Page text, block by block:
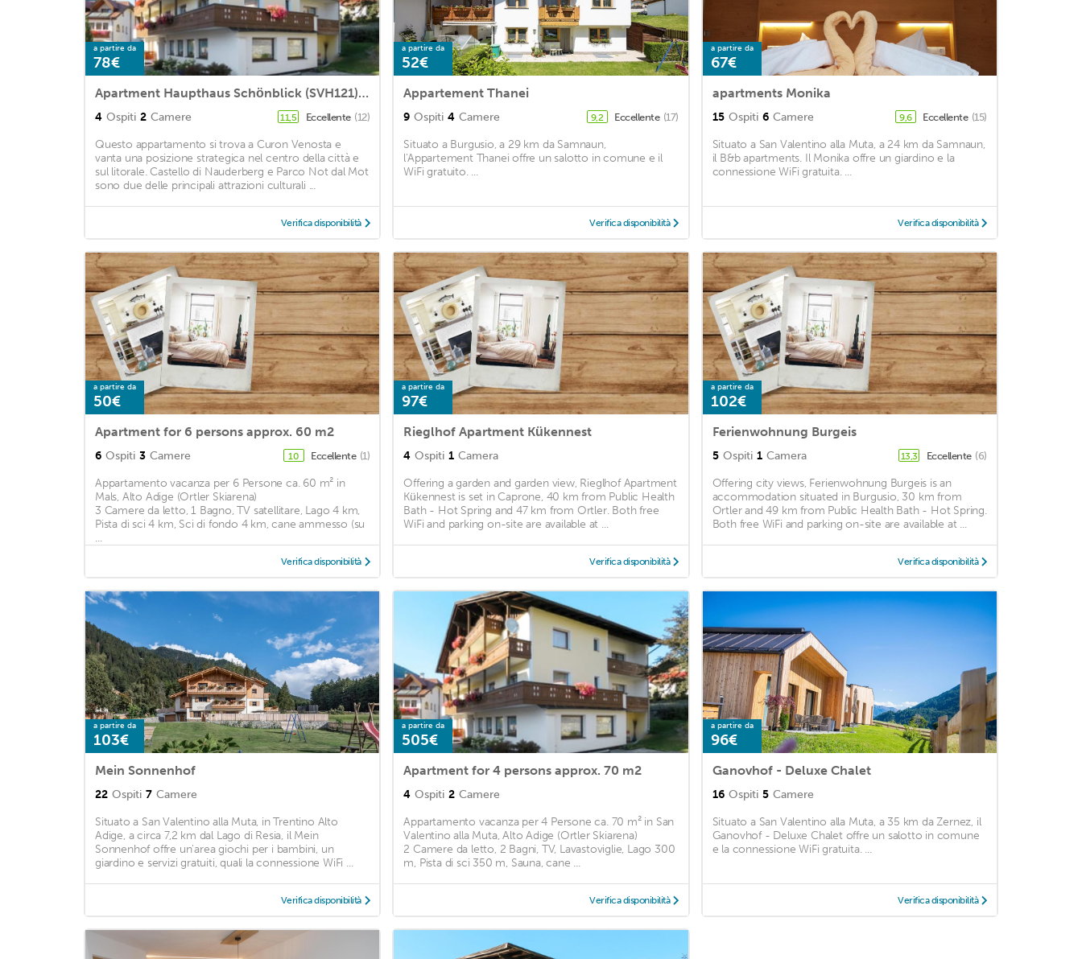
a partire da
78€
Apartment Haupthaus Schönblick (SVH121) in St Valentin/San Valentino - 4 persons, 2 bedrooms
4 Ospiti 2 Camere 11,5 Eccellente (12)
Questo appartamento si trova a Curon Venosta e
vanta una posizione strategica nel centro della città e
sul litorale. Castello di Nauderberg e Parco Not dal Mot
sono due delle principali attrazioni culturali ...
Verifica disponibilità
a partire da
52€
Appartement Thanei
9 Ospiti 4 Camere 9,2 Eccellente (17)
Situato a Burgusio, a 29 km da Samnaun,
l'Appartement Thanei offre un salotto in comune e il
WiFi gratuito. ...
Verifica disponibilità
a partire da
67€
apartments Monika
15 Ospiti 6 Camere 9,6 Eccellente (15)
Situato a San Valentino alla Muta, a 24 km da Samnaun,
il B&b apartments. Il Monika offre un giardino e la
connessione WiFi gratuita. ...
Verifica disponibilità
a partire da
50€
Apartment for 6 persons approx. 60 m2
6 Ospiti 3 Camere 10 Eccellente (1)
Appartamento vacanza per 6 Persone ca. 60 m² in
Mals, Alto Adige (Ortler Skiarena)
3 Camere da letto, 1 Bagno, TV satellitare, Lago 4 km,
Pista di sci 4 km, Sci di fondo 4 km, cane ammesso (su
...
Verifica disponibilità
a partire da
97€
Rieglhof Apartment Kükennest
4 Ospiti 1 Camera
Offering a garden and garden view, Rieglhof Apartment
Kükennest is set in Caprone, 40 km from Public Health
Bath - Hot Spring and 47 km from Ortler. Both free
WiFi and parking on-site are available at ...
Verifica disponibilità
a partire da
102€
Ferienwohnung Burgeis
5 Ospiti 1 Camera 13,3 Eccellente (6)
Offering city views, Ferienwohnung Burgeis is an
accommodation situated in Burgusio, 30 km from
Ortler and 49 km from Public Health Bath - Hot Spring.
Both free WiFi and parking on-site are available at ...
Verifica disponibilità
a partire da
103€
Mein Sonnenhof
22 Ospiti 7 Camere
Situato a San Valentino alla Muta, in Trentino Alto
Adige, a circa 7,2 km dal Lago di Resia, il Mein
Sonnenhof offre un'area giochi per i bambini, un
giardino e servizi gratuiti, quali la connessione WiFi ...
Verifica disponibilità
a partire da
505€
Apartment for 4 persons approx. 70 m2
4 Ospiti 2 Camere
Appartamento vacanza per 4 Persone ca. 70 m² in San
Valentino alla Muta, Alto Adige (Ortler Skiarena)
2 Camere da letto, 2 Bagni, TV, Lavastoviglie, Lago 300
m, Pista di sci 350 m, Sauna, cane ...
Verifica disponibilità
a partire da
96€
Ganovhof - Deluxe Chalet
16 Ospiti 5 Camere
Situato a San Valentino alla Muta, a 35 km da Zernez, il
Ganovhof - Deluxe Chalet offre un salotto in comune
e la connessione WiFi gratuita. ...
Verifica disponibilità